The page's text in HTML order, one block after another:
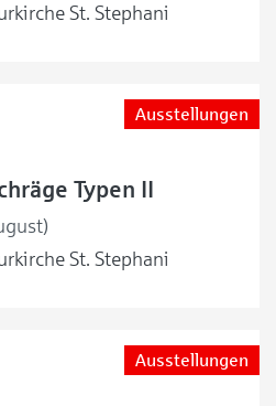
St. Stephani
Ausstellungen
Typen II
St. Stephani
Ausstellungen